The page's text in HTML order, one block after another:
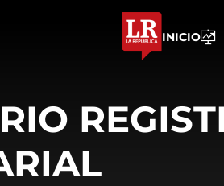
INICIO